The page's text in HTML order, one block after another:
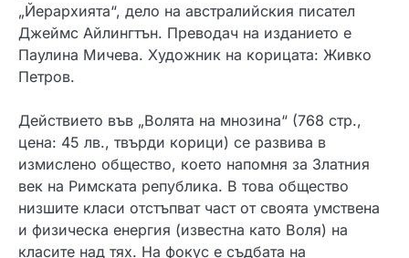
„Йерархията“, дело на австралийския писател
Джеймс Айлингтън. Преводач на изданието е
Паулина Мичева. Художник на корицата: Живко
Петров.
Действието във „Волята на мнозина“ (768 стр.,
цена: 45 лв., твърди корици) се развива в
измислено общество, което напомня за Златния
век на Римската република. В това общество
низшите класи отстъпват част от своята умствена
и физическа енергия (известна като Воля) на
класите над тях. На фокус е съдбата на